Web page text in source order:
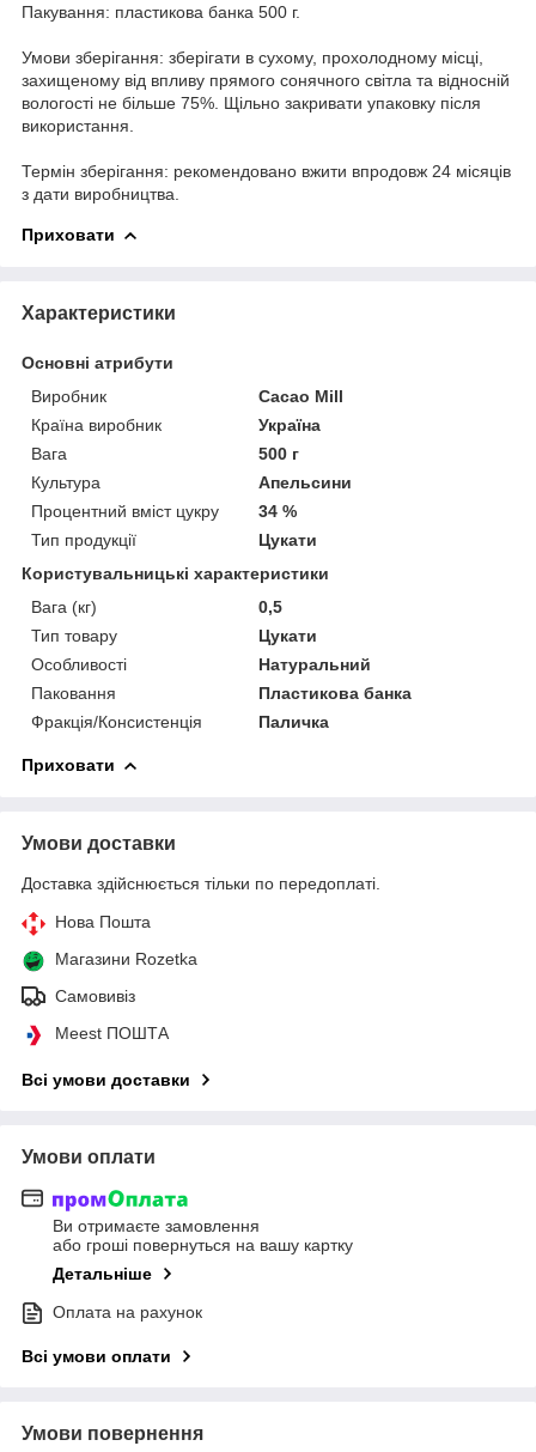
Пакування: пластикова банка 500 г.
Умови зберігання: зберігати в сухому, прохолодному місці,
захищеному від впливу прямого сонячного світла та відносній
вологості не більше 75%. Щільно закривати упаковку після
використання.
Термін зберігання: рекомендовано вжити впродовж 24 місяців
з дати виробництва.
Приховати
Характеристики
Основні атрибути
Виробник
Cacao Mill
Країна виробник
Україна
Вага
500 г
Культура
Апельсини
Процентний вміст цукру
34 %
Тип продукції
Цукати
Користувальницькі характеристики
Вага (кг)
0,5
Тип товару
Цукати
Особливості
Натуральний
Паковання
Пластикова банка
Фракція/Консистенція
Паличка
Приховати
Умови доставки
Доставка здійснюється тільки по передоплаті.
Нова Пошта
Магазини Rozetka
Самовивіз
Meest ПОШТА
Всі умови доставки
Умови оплати
Ви отримаєте замовлення
або гроші повернуться на вашу картку
Детальніше
Оплата на рахунок
Всі умови оплати
Умови повернення